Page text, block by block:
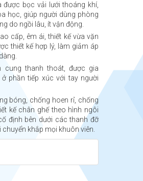
được bọc vải lưới thoáng khí,
học, giúp người dùng phòng
do ngồi lâu, ít vận động.
cấp, êm ái, thiết kế vừa vặn
thiết kế hợp lý, làm giảm áp
cung thanh thoát, được gia
phần tiếp xúc với tay người
bóng, chống hoen rỉ, chống
kế chân ghế theo hình ngôi
định bên dưới các thanh đỡ
khắp mọi khuôn viên.